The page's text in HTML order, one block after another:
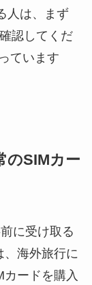
人は、まず
認してくだ
ています
のSIMカー
に受け取る
、海外旅行に
ードを購入